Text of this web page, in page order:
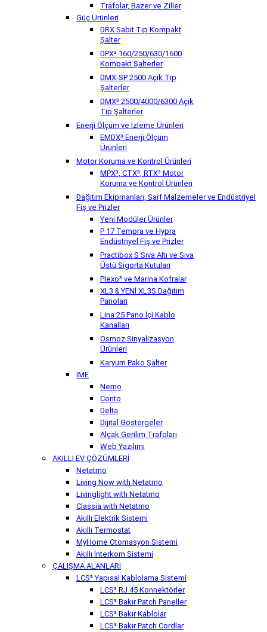
Trafolar, Bazer ve Ziller
Güç Ürünleri
DRX Sabit Tip Kompakt
Şalter
DPX³ 160/250/630/1600
Kompakt Şalterler
DMX-SP 2500 Açık Tip
Şalterler
DMX³ 2500/4000/6300 Açık
Tip Şalterler
Enerji Ölçüm ve İzleme Ürünleri
EMDX³ Enerji Ölçüm
Ürünleri
Motor Koruma ve Kontrol Ürünleri
MPX³, CTX³, RTX³ Motor
Koruma ve Kontrol Ürünleri
Dağıtım Ekipmanları, Sarf Malzemeler ve Endüstriyel
Fiş ve Prizler
Yeni Modüler Ürünler
P 17 Tempra ve Hypra
Endüstriyel Fiş ve Prizler
Practibox S Sıva Altı ve Sıva
Üstü Sigorta Kutuları
Plexo³ ve Marina Kofralar
XL3 & YENİ XL3S Dağıtım
Panoları
Lina 25 Pano İçi Kablo
Kanalları
Osmoz Sinyalizasyon
Ürünleri
Karyum Pako Şalter
IME
Nemo
Conto
Delta
Dijital Göstergeler
Alçak Gerilim Trafoları
Web Yazılımı
AKILLI EV ÇÖZÜMLERİ
Netatmo
Living Now with Netatmo
Livinglight with Netatmo
Classia with Netatmo
Akıllı Elektrik Sistemi
Akıllı Termostat
MyHome Otomasyon Sistemi
Akıllı İnterkom Sistemi
ÇALIŞMA ALANLARI
LCS³ Yapısal Kablolama Sistemi
LCS³ RJ 45 Konnektörler
LCS³ Bakır Patch Paneller
LCS³ Bakır Kablolar
LCS³ Bakır Patch Cordlar